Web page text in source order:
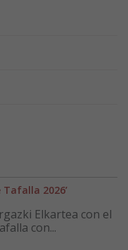
2026’
Elkartea con el
con...